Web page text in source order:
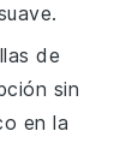
de
sin
en la